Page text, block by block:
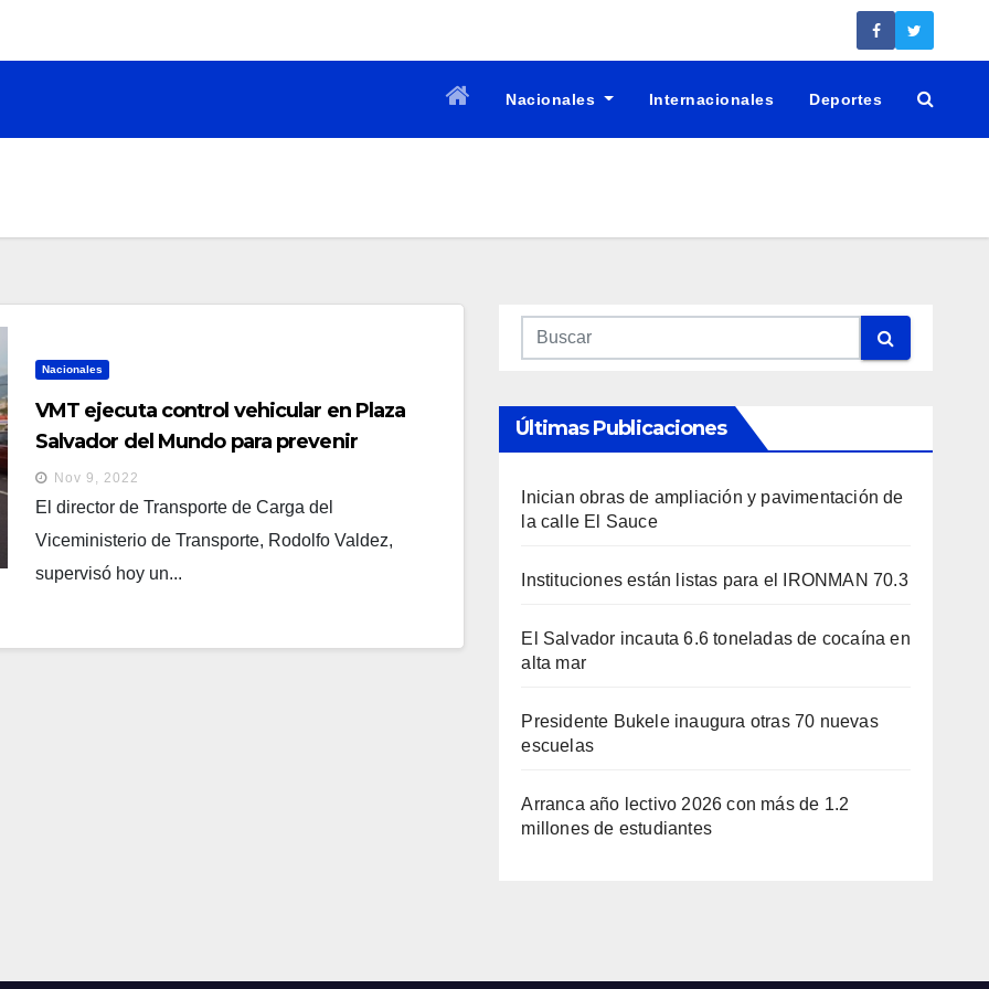
Nacionales Internacionales Deportes
Nacionales
VMT ejecuta control vehicular en Plaza
Salvador del Mundo para prevenir
accidentes
Nov 9, 2022
El director de Transporte de Carga del
Viceministerio de Transporte, Rodolfo Valdez,
supervisó hoy un...
Últimas Publicaciones
Inician obras de ampliación y pavimentación de
la calle El Sauce
Instituciones están listas para el IRONMAN 70.3
El Salvador incauta 6.6 toneladas de cocaína en
alta mar
Presidente Bukele inaugura otras 70 nuevas
escuelas
Arranca año lectivo 2026 con más de 1.2
millones de estudiantes